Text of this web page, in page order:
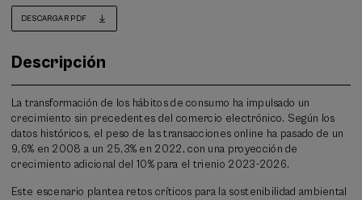
DESCARGAR PDF
Descripción
La transformación de los hábitos de consumo ha impulsado un
crecimiento sin precedentes del comercio electrónico. Según los
datos históricos, el peso de las transacciones online ha pasado de un
9,6% en 2008 a un 25,3% en 2022, con una proyección de
crecimiento adicional del 10% para el trienio 2023-2026.
Este escenario plantea retos críticos para la sostenibilidad ambiental